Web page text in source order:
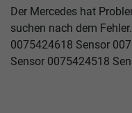
Der Mercedes hat
suchen nach dem
0075424618 Sensor
Sensor 0075424518